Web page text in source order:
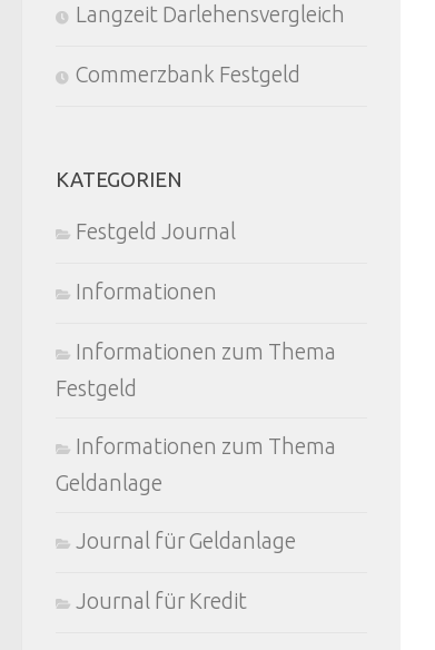
Langzeit Darlehensvergleich
Commerzbank Festgeld
KATEGORIEN
Festgeld Journal
Informationen
Informationen zum Thema
Festgeld
Informationen zum Thema
Geldanlage
Journal für Geldanlage
Journal für Kredit